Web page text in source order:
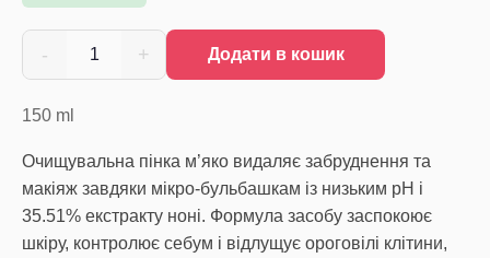
- 1 + Додати в кошик
150 ml
Очищувальна пінка м’яко видаляє забруднення та
макіяж завдяки мікро-бульбашкам із низьким pH і
35.51% екстракту ноні. Формула засобу заспокоює
шкіру, контролює себум і відлущує ороговілі клітини,